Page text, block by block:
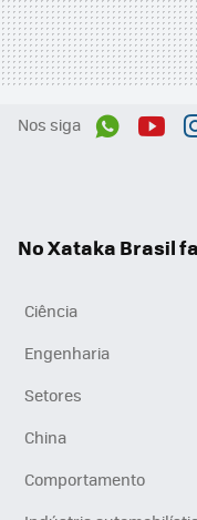
Nos siga
No Xataka Brasil
Ciência
Engenharia
Setores
China
Comportamento